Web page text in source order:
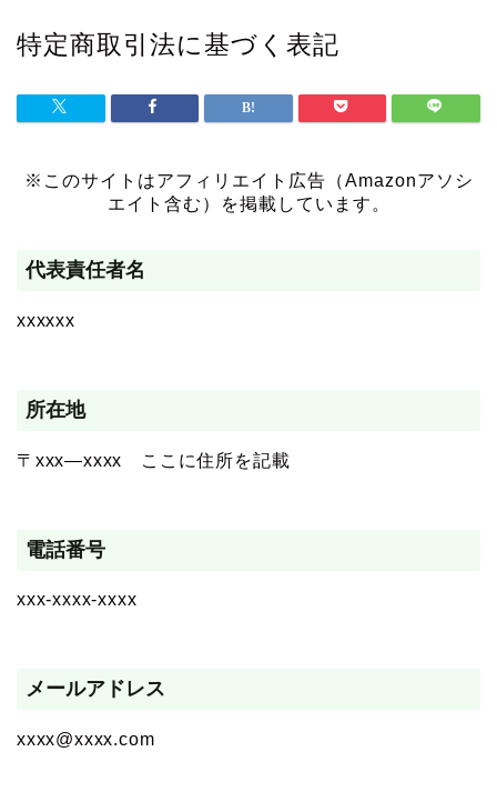
特定商取引法に基づく表記
※このサイトはアフィリエイト広告（Amazonアソシ
エイト含む）を掲載しています。
代表責任者名
xxxxxx
所在地
〒xxx―xxxx ここに住所を記載
電話番号
xxx-xxxx-xxxx
メールアドレス
xxxx@xxxx.com